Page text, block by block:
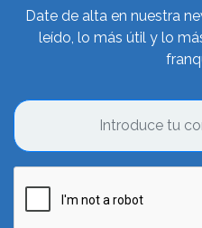
Date de alta en nuestra
leído, lo más útil y lo